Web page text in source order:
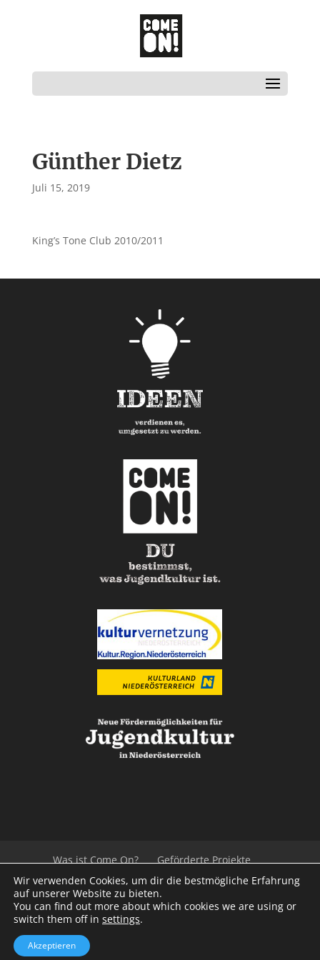
Günther Dietz
Juli 15, 2019
King’s Tone Club 2010/2011
Was ist Come On?
Geförderte Projekte
Der Beirat
Impressum/Datenschutz
Links
Presse
© 2020Kulturvernetzung Niederösterreich
Wir verwenden Cookies, um dir die bestmögliche Erfahrung
auf unserer Website zu bieten.
You can find out more about which cookies we are using or
switch them off in settings.
Akzeptieren